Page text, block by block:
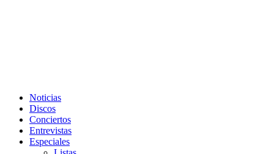
Noticias
Discos
Conciertos
Entrevistas
Especiales